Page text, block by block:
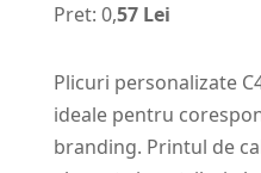
Pret: 0,57 Lei
Plicuri personalizate
ideale pentru
branding. Printul de